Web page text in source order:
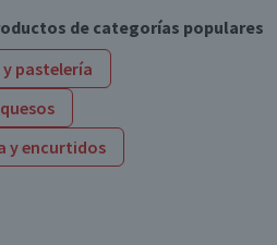
de categorías populares
pastelería
y encurtidos